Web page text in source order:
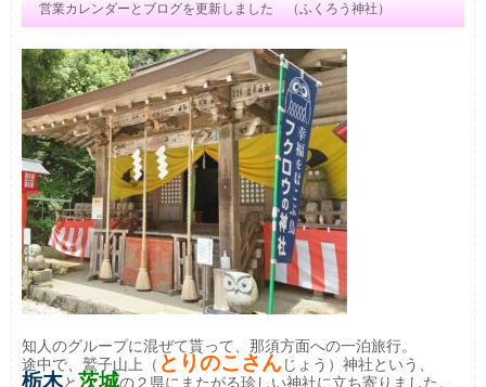
営業カレンダーとブログを更新しました （ふくろう神社）
知人のグループに混ぜて貰って、那須方面への一泊旅行。
途中で、鷲子山上（ とりのこさんじょう）神社という、
栃木と茨城の２県にまたがる珍しい神社に立ち寄りました。